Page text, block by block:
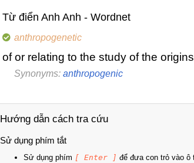
Từ điển Anh Anh - Wordnet
anthropogenetic
of or relating to the study of the
Synonyms: anthropogenic
Hướng dẫn cách tra cứu
Sử dụng phím tắt
Sử dụng phím [ Enter ] để đưa con trỏ vào ô